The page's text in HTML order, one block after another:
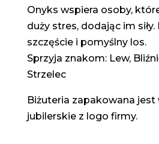
Onyks wspiera osoby,
duży stres, dodając im siły.
szczęście i pomyślny los.
Sprzyja znakom: Lew,
Strzelec
Biżuteria zapakowana jest
jubilerskie z logo firmy.